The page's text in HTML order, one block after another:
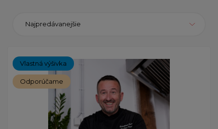
Najpredávanejšie
Vlastná výšivka
Odporúčame